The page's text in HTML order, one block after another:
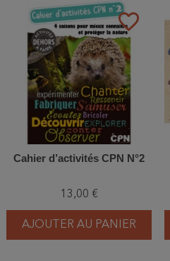
favorite_border
Cahier d’activités CPN N°2
13,00 €
AJOUTER AU PANIER